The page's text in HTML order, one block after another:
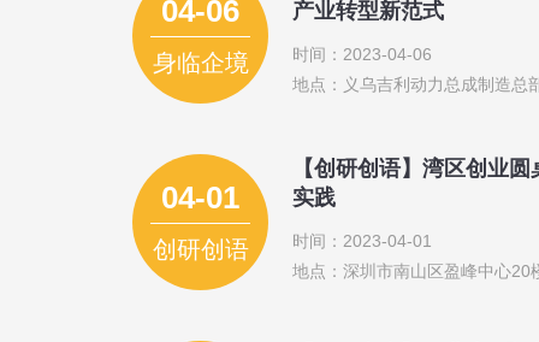
04-06
身临企境
产业转型新范式
时间：2023-04-06
地点：义乌吉利动力总成制造总
04-01
创研创语
【创研创语】湾区创业
实践
时间：2023-04-01
地点：深圳市南山区盈峰中心20